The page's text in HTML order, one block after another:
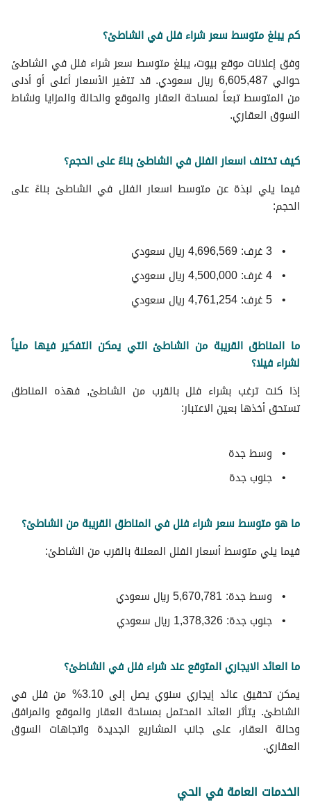
كم يبلغ متوسط سعر شراء فلل في الشاطئ؟
وفق إعلانات موقع بيوت، يبلغ متوسط سعر شراء فلل في الشاطئ
حوالي 6,605,487 ريال سعودي. قد تتغير الأسعار أعلى أو أدنى
من المتوسط تبعاً لمساحة العقار والموقع والحالة والمزايا ونشاط
السوق العقاري.
كيف تختلف اسعار الفلل في الشاطئ بناءً على الحجم؟
فيما يلي نبذة عن متوسط ​​اسعار الفلل في الشاطئ بناءً على
الحجم:
3 غرف: 4,696,569 ريال سعودي
4 غرف: 4,500,000 ريال سعودي
5 غرف: 4,761,254 ريال سعودي
ما المناطق القريبة من الشاطئ التي يمكن التفكير فيها ملياً
لشراء فيلا؟
إذا كنت ترغب بشراء فلل بالقرب من الشاطئ, فهذه المناطق
تستحق أخذها بعين الاعتبار:
وسط جدة
جنوب جدة
ما هو متوسط سعر شراء فلل في المناطق القريبة من الشاطئ؟
فيما يلي متوسط ​​أسعار الفلل المعلنة بالقرب من الشاطئ:
وسط جدة: 5,670,781 ريال سعودي
جنوب جدة: 1,378,326 ريال سعودي
ما العائد الايجاري المتوقع عند شراء فلل في الشاطئ؟
يمكن تحقيق عائد إيجاري سنوي يصل إلى 3.10% من فلل في
الشاطئ. يتأثر العائد المحتمل بمساحة العقار والموقع والمرافق
وحالة العقار، على جانب المشاريع الجديدة واتجاهات السوق
العقاري.
الخدمات العامة في الحي